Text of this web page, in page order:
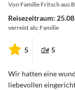
Von Familie Fritsch aus
Reisezeitraum:
verreist als: Familie
5 5
Wir hatten eine
liebevollen